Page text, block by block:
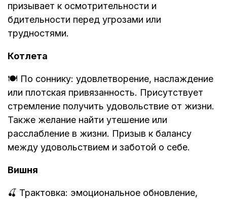
призывает к осмотрительности и
бдительности перед угрозами или
трудностями.
Котлета
🍽️ По соннику: удовлетворение, наслаждение
или плотская привязанность. Присутствует
стремление получить удовольствие от жизни.
Также желание найти утешение или
расслабление в жизни. Призыв к балансу
между удовольствием и заботой о себе.
Вишня
🍒 Трактовка: эмоциональное обновление,